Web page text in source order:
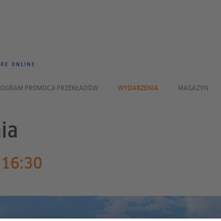
PROMOCJI PRZEKŁADÓW WYDARZENIA MAGAZYN